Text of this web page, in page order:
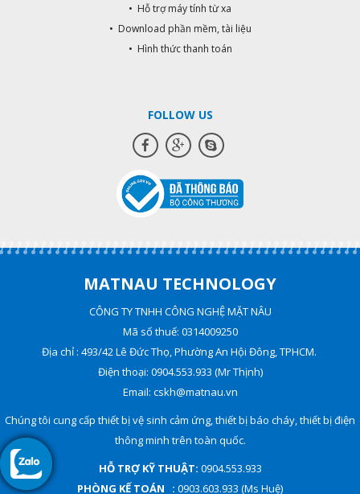
• Hỗ trợ máy tính từ xa
• Download phần mềm, tài liệu
• Hình thức thanh toán
FOLLOW US
MATNAU TECHNOLOGY
CÔNG TY TNHH CÔNG NGHỆ MẶT NÂU
Mã số thuế: 0314009250
Địa chỉ : 493/42 Lê Đức Thọ, Phường An Hội Đông, TPHCM.
Điện thoại: 0904.553.933 (Mr Thịnh)
Email: cskh@matnau.vn
Chúng tôi cung cấp thiết bị vệ sinh cảm ứng, thiết bị báo cháy, thiết bị điện
thông minh trên toàn quốc.
HỖ TRỢ KỸ THUẬT: 0904.553.933
PHÒNG KẾ TOÁN : 0903.603.933 (Ms Huệ)